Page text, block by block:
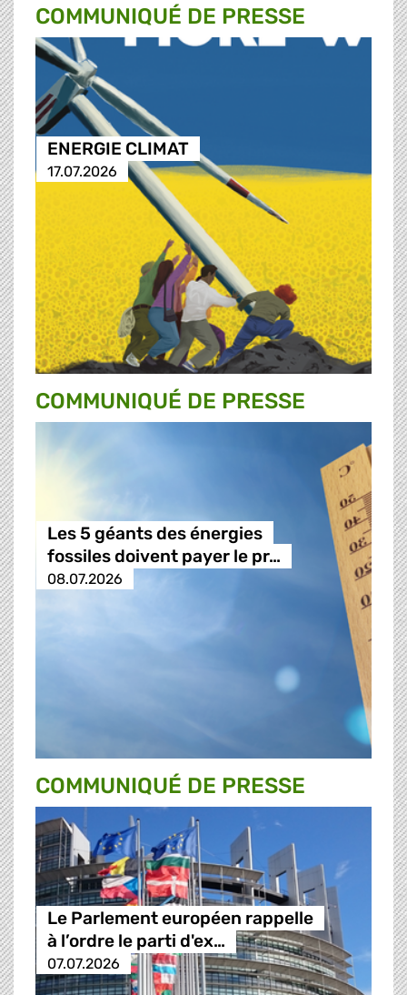
COMMUNIQUÉ DE PRESSE
ENERGIE CLIMAT
17.07.2026
COMMUNIQUÉ DE PRESSE
Les 5 géants des énergies
fossiles doivent payer le pr…
08.07.2026
COMMUNIQUÉ DE PRESSE
Le Parlement européen rappelle
à l’ordre le parti d'ex…
07.07.2026